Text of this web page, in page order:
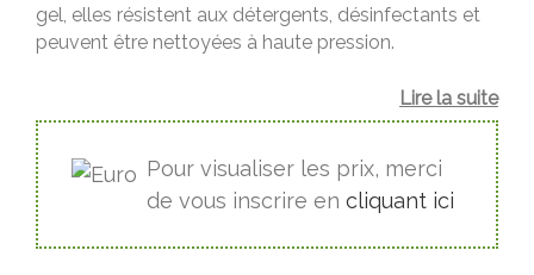
gel, elles résistent aux détergents, désinfectants et
peuvent être nettoyées à haute pression.
Lire la suite
Pour visualiser les prix, merci
de vous inscrire en cliquant ici